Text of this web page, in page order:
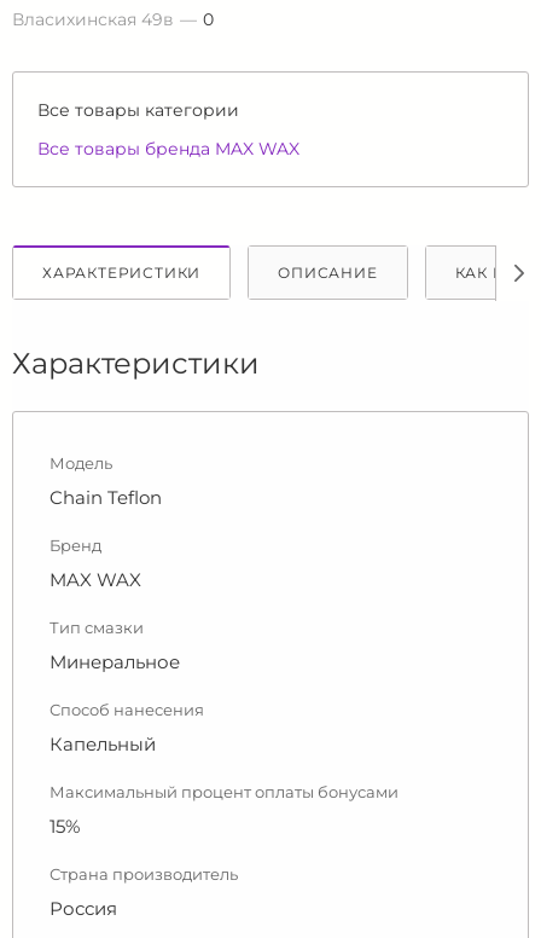
Власихинская 49в
0
Все товары категории
Все товары бренда MAX WAX
ХАРАКТЕРИСТИКИ ОПИСАНИЕ КАК
Характеристики
Модель
Chain Teflon
Бренд
MAX WAX
Тип смазки
Минеральное
Способ нанесения
Капельный
Максимальный процент оплаты бонусами
15%
Страна производитель
Россия